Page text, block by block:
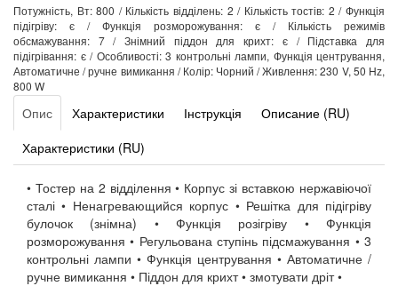
Потужність, Вт: 800 / Кількість відділень: 2 / Кількість тостів: 2 / Функція
підігріву: є / Функція розморожування: є / Кількість режимів
обсмажування: 7 / Знімний піддон для крихт: є / Підставка для
підігрівання: є / Особливості: 3 контрольні лампи, Функція центрування,
Автоматичне / ручне вимикання / Колір: Чорний / Живлення: 230 V, 50 Hz,
800 W
Опис Характеристики Інструкція
Описание (RU)
Характеристики (RU)
• Тостер на 2 відділення • Корпус зі вставкою нержавіючої
сталі • Ненагревающийся корпус • Решітка для підігріву
булочок (знімна) • Функція розігріву • Функція
розморожування • Регульована ступінь підсмажування • 3
контрольні лампи • Функція центрування • Автоматичне /
ручне вимикання • Піддон для крихт • змотувати дріт •